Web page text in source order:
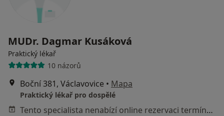
MUDr. Dagmar Kusáková
Praktický lékař
10 názorů
Boční 381, Václavovice • Mapa
Praktický lékař pro dospělé
Tento specialista nenabízí online rezervaci termínu na této adrese.